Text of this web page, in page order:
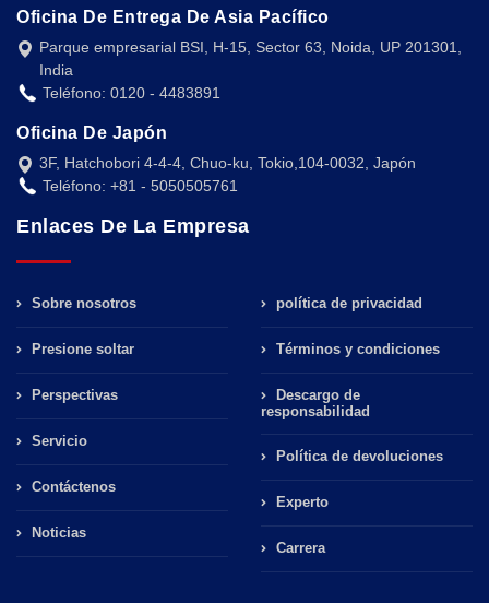
Oficina De Entrega De Asia Pacífico
Parque empresarial BSI, H-15, Sector 63, Noida, UP 201301,
India
Teléfono: 0120 - 4483891
Oficina De Japón
3F, Hatchobori 4-4-4, Chuo-ku, Tokio,104-0032, Japón
Teléfono: +81 - 5050505761
Enlaces De La Empresa
Sobre nosotros
Presione soltar
Perspectivas
Servicio
Contáctenos
Noticias
política de privacidad
Términos y condiciones
Descargo de
responsabilidad
Política de devoluciones
Experto
Carrera